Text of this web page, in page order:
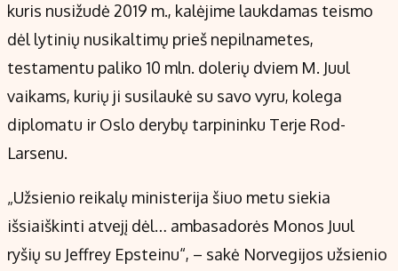
kuris nusižudė 2019 m., kalėjime laukdamas teismo
dėl lytinių nusikaltimų prieš nepilnametes,
testamentu paliko 10 mln. dolerių dviem M. Juul
vaikams, kurių ji susilaukė su savo vyru, kolega
diplomatu ir Oslo derybų tarpininku Terje Rod-
Larsenu.
„Užsienio reikalų ministerija šiuo metu siekia
išsiaiškinti atvejį dėl… ambasadorės Monos Juul
ryšių su Jeffrey Epsteinu“, – sakė Norvegijos užsienio